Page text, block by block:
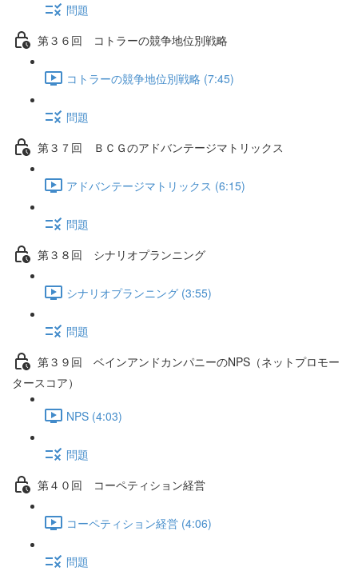
問題
第３６回 コトラーの競争地位別戦略
コトラーの競争地位別戦略 (7:45)
問題
第３７回 ＢＣＧのアドバンテージマトリックス
アドバンテージマトリックス (6:15)
問題
第３８回 シナリオプランニング
シナリオプランニング (3:55)
問題
第３９回 ベインアンドカンパニーのNPS（ネットプロモー
タースコア）
NPS (4:03)
問題
第４０回 コーペティション経営
コーペティション経営 (4:06)
問題